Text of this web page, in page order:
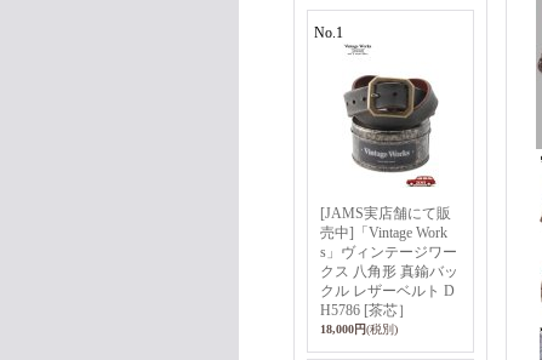
No.1
[JAMS実店舗にて販
売中]「Vintage Work
s」ヴィンテージワー
クス 八角形 真鍮バッ
クル レザーベルト D
H5786 [茶芯］
18,000円(税別)